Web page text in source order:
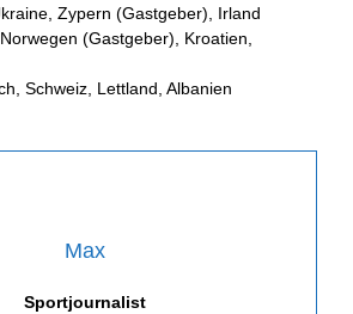
Zypern (Gastgeber), Irland
(Gastgeber), Kroatien,
Schweiz, Lettland, Albanien
Max
Sportjournalist